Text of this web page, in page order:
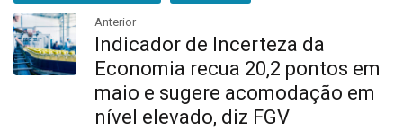
Anterior
Indicador de Incerteza da
Economia recua 20,2 pontos em
maio e sugere acomodação em
nível elevado, diz FGV